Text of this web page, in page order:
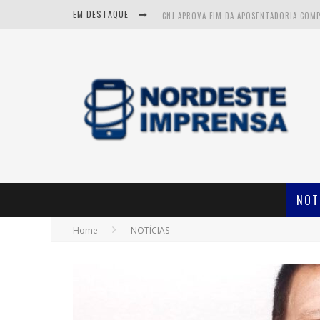
EM DESTAQUE CNJ APROVA FIM DA APOSENTADORIA
ITABAIANA: VÍTIMAS DE ACIDENTE FATAL
Home NOTÍCIAS